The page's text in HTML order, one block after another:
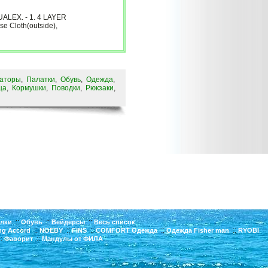
- 1. 4 LAYER
Cloth(outside),
, Палатки, Обувь, Одежда,
, Кормушки, Поводки, Рюкзаки,
::Обувь::Вейдерсы::Весь список
Accord::NOEBY ::FINS::COMFORT Одежда::Одежда Fisher man::RYOBI
Фаворит::Мандулы от ФИЛА